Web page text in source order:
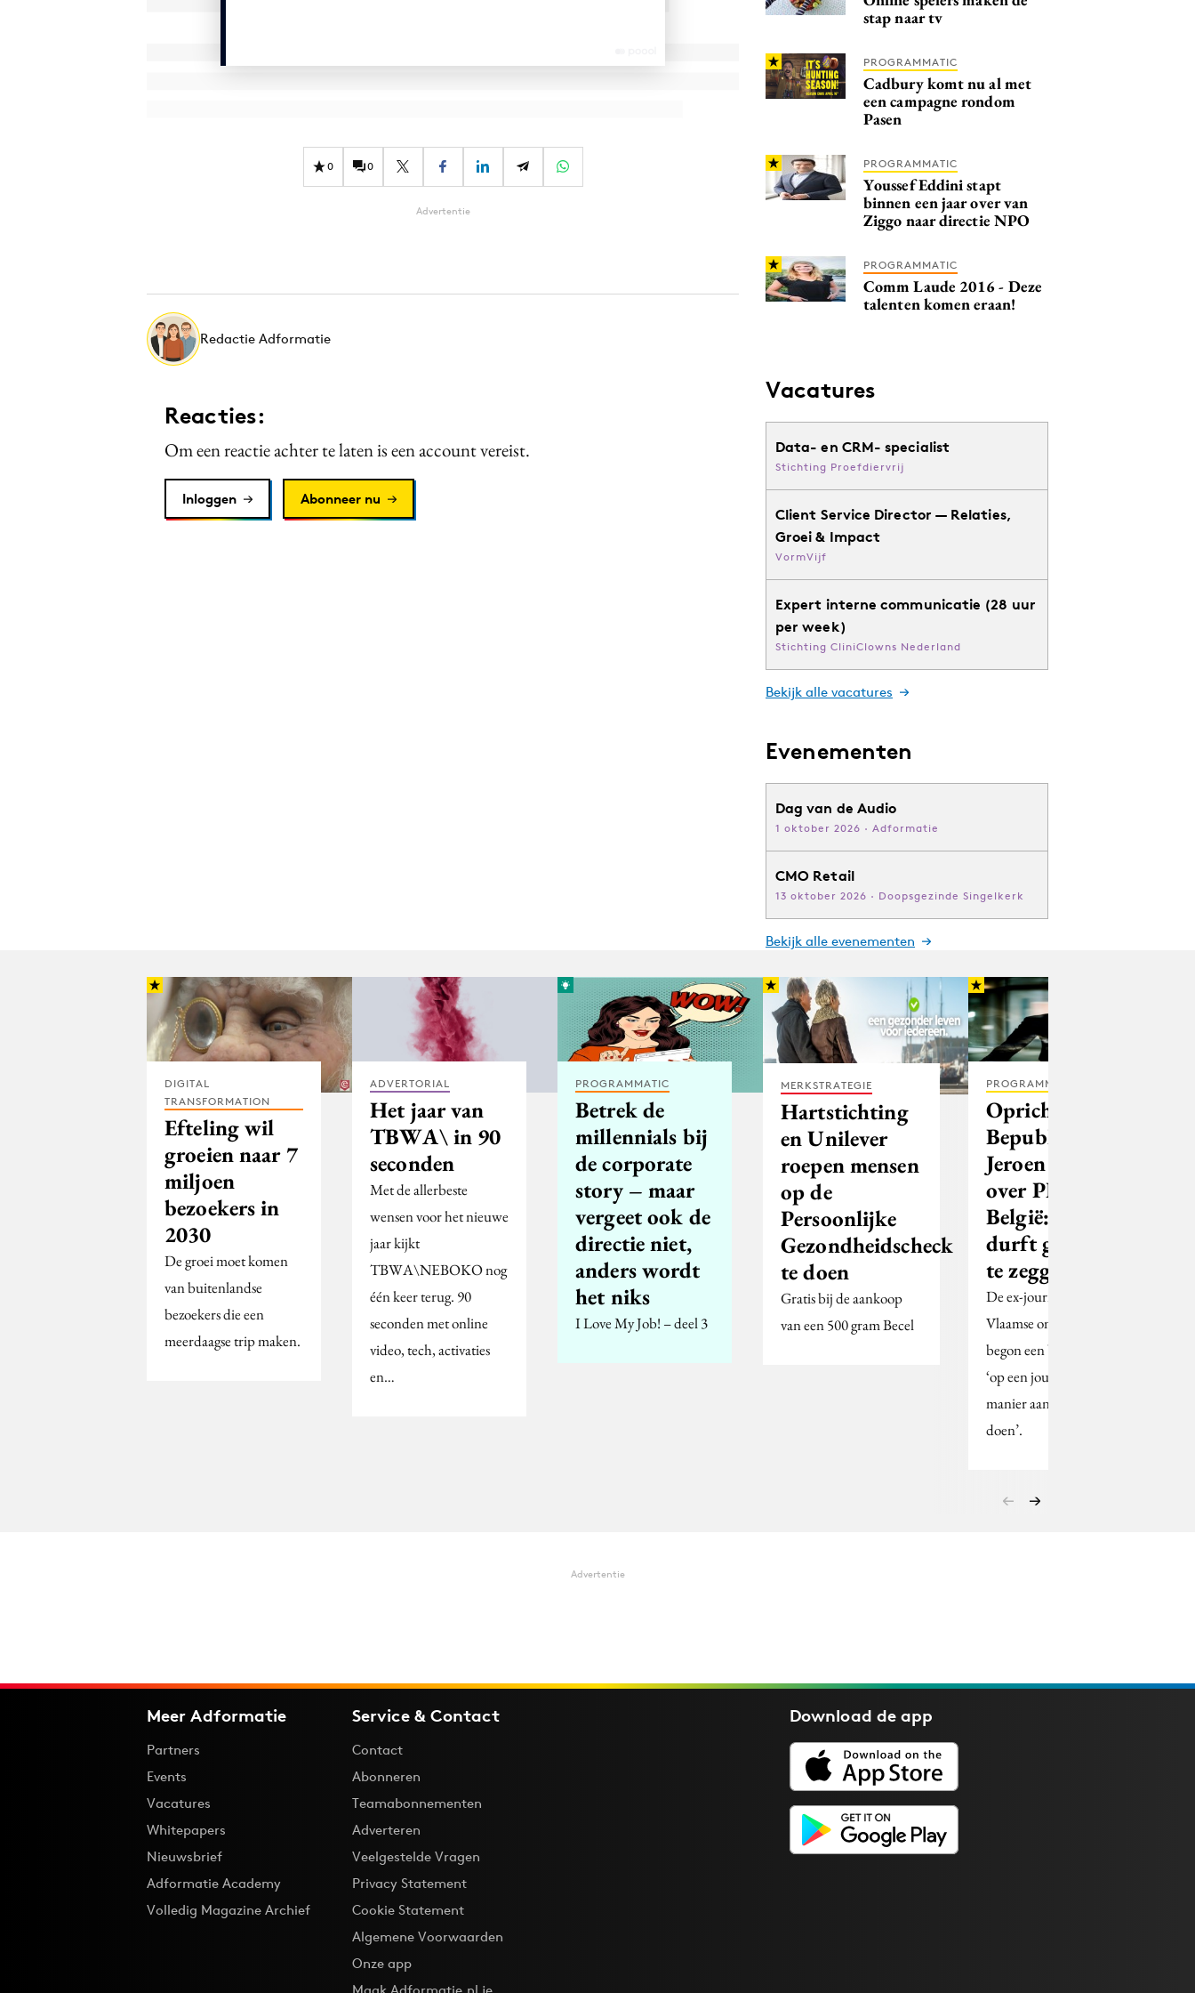
0 0
Advertentie
Redactie Adformatie
Reacties:
Om een reactie achter te laten is een account vereist.
Inloggen Abonneer nu
stap naar tv
PROGRAMMATIC
Cadbury komt nu al met
een campagne rondom
Pasen
PROGRAMMATIC
Youssef Eddini stapt
binnen een jaar over van
Ziggo naar directie NPO
PROGRAMMATIC
Comm Laude 2016 - Deze
talenten komen eraan!
Vacatures
Data- en CRM- specialist
Stichting Proefdiervrij
Client Service Director — Relaties,
Groei & Impact
VormVijf
Expert interne communicatie (28 uur
per week)
Stichting CliniClowns Nederland
Bekijk alle vacatures
Evenementen
Dag van de Audio
1 oktober 2026 · Adformatie
CMO Retail
13 oktober 2026 · Doopsgezinde Singelkerk
Bekijk alle evenementen
DIGITAL
TRANSFORMATION
Efteling wil
groeien naar 7
miljoen
bezoekers in
2030
De groei moet komen
van buitenlandse
bezoekers die een
meerdaagse trip maken.
ADVERTORIAL
Het jaar van
TBWA\ in 90
seconden
Met de allerbeste
wensen voor het nieuwe
jaar kijkt
TBWA\NEBOKO nog
één keer terug. 90
seconden met online
video, tech, activaties
en…
PROGRAMMATIC
Betrek de
millennials bij
de corporate
story – maar
vergeet ook de
directie niet,
anders wordt
het niks
I Love My Job! – deel 3
MERKSTRATEGIE
Hartstichting
en Unilever
roepen mensen
op de
Persoonlijke
Gezondheidscheck
te doen
Gratis bij de aankoop
van een 500 gram Becel
PROGRAMMATIC
Oprichter van
Bepublic
Jeroen Wils
over PR in
België: ‘Men
durft geen nee
te zeggen’
De ex-journalist van de
Vlaamse omroep Vtm
begon een bureau dat
‘op een journalistieke
manier aan PR wil
doen’.
Advertentie
Meer Adformatie
Partners
Events
Vacatures
Whitepapers
Nieuwsbrief
Adformatie Academy
Volledig Magazine Archief
Service & Contact
Contact
Abonneren
Teamabonnementen
Adverteren
Veelgestelde Vragen
Privacy Statement
Cookie Statement
Algemene Voorwaarden
Onze app
Download deapp